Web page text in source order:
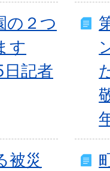
の２つ
す
日記者
被災